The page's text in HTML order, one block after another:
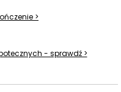
je jak meble – z
części
>
- sprawdź >